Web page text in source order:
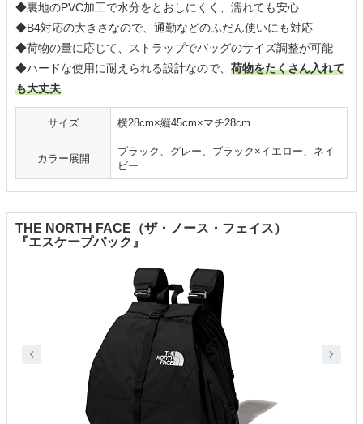
◆裏地のPVC加工で水分をとおしにくく、濡れても安心
◆B4対応の大きさなので、通勤などのふだん使いにも対応
◆荷物の量に応じて、ストラップでバッグのサイズ調整が可能
◆ハードな使用に耐えられる設計なので、 荷物をたくさん入れて
も大丈夫
サイズ 横28cm×縦45cm×マチ28cm
カラー展開
ブラック、グレー、ブラック×イエロー、ネイ
ビー
THE NORTH FACE（ザ・ノース・フェイス）
『エスケープパック』